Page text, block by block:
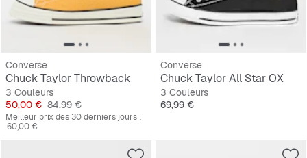
Converse
Chuck Taylor Throwback
3 Couleurs
Prix
50,00 € Prix original
84,99 €
Meilleur prix des 30 derniers jours :
60,00 €
Converse
Chuck Taylor All Star OX
3 Couleurs
Prix
69,99 €